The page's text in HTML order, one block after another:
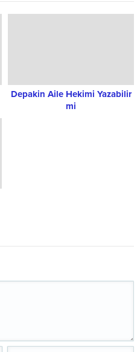
Depakin Aile Hekimi Yazabilir
mi